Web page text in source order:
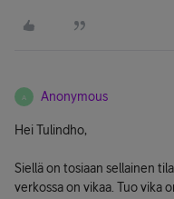
A Anonymous
Hei Tulindho,
Siellä on tosiaan sellainen
verkossa on vikaa. Tuo vika